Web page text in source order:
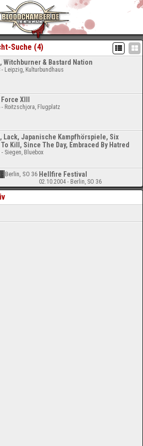
Suche (4)
Witchburner & Bastard Nation
- Leipzig, Kulturbundhaus
XIII
- Roitzschjora, Flugplatz
Lack, Japanische Kampfhörspiele, Six
Kill, Since The Day, Embraced By Hatred
Siegen, Bluebox
Hellfire Festival
02.10.2004 - Berlin, SO 36